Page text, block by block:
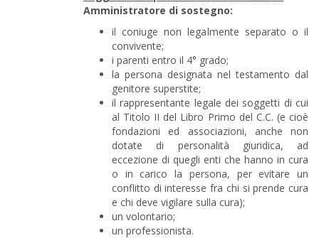
Amministratore di sostegno:
il coniuge non legalmente separato o il
convivente;
i parenti entro il 4° grado;
la persona designata nel testamento dal
genitore superstite;
il rappresentante legale dei soggetti di cui
al Titolo II del Libro Primo del C.C. (e cioè
fondazioni ed associazioni, anche non
dotate di personalità giuridica, ad
eccezione di quegli enti che hanno in cura
o in carico la persona, per evitare un
conflitto di interesse fra chi si prende cura
e chi deve vigilare sulla cura);
un volontario;
un professionista.